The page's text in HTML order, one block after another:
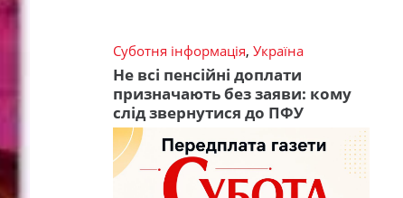
Суботня інформація, Україна
Не всі пенсійні доплати
призначають без заяви: кому
слід звернутися до ПФУ